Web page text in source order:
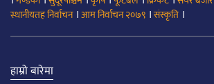
स्थानीयतह निर्वाचन।आम निर्वाचन २०७९ ।संस्कृति ।
हाम्रो बारेमा